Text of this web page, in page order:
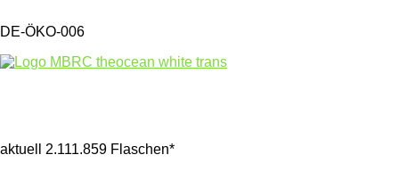
DE-ÖKO-006
aktuell 2.111.859 Flaschen*